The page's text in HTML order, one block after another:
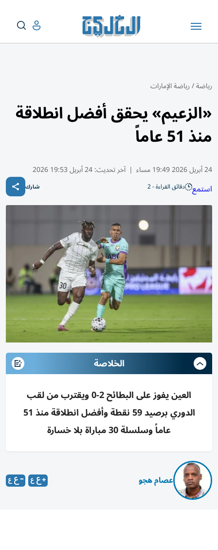
رياضة/رياضة الإمارات
«الزعيم» يحقق أفضل انطلاقة
منذ 51 عاماً
24 أبريل 2026 19:49 مساء | آخر تحديث:24 أبريل 19:53 2026
استمع دقائق القراءة - 2 شارك
الخلاصة
العين يفوز على البطائح 2-0 ويقترب من لقب
الدوري برصيد 59 نقطة وأفضل انطلاقة منذ 51
عاماً وسلسلة 30 مباراة بلا خسارة
عصام هجو